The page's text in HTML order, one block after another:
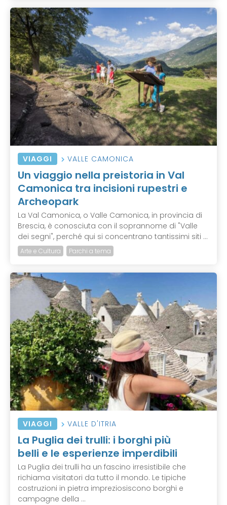
VIAGGI VALLE CAMONICA
Un viaggio nella preistoria in Val
Camonica tra incisioni rupestri e
Archeopark
La Val Camonica, o Valle Camonica, in provincia di
Brescia, è conosciuta con il soprannome di "Valle
dei segni", perché qui si concentrano tantissimi siti ...
Arte e Cultura Parchi a tema
VIAGGI VALLE D'ITRIA
La Puglia dei trulli: i borghi più
belli e le esperienze imperdibili
La Puglia dei trulli ha un fascino irresistibile che
richiama visitatori da tutto il mondo. Le tipiche
costruzioni in pietra impreziosiscono borghi e
campagne della ...